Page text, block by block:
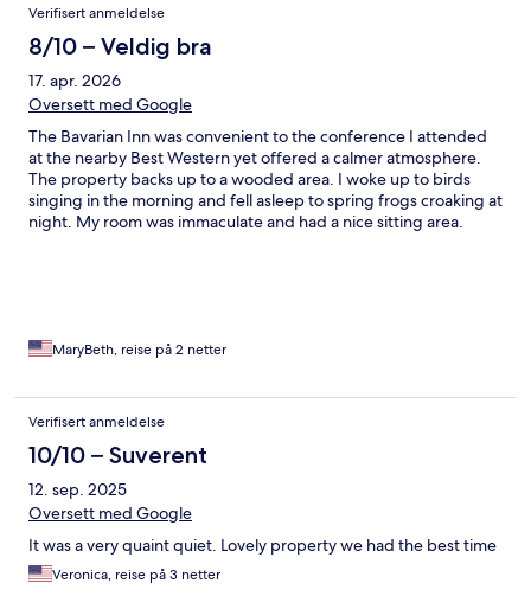
Verifisert anmeldelse
8/10 – Veldig bra
17. apr. 2026
Oversett med Google
The Bavarian Inn was convenient to the conference I attended
at the nearby Best Western yet offered a calmer atmosphere.
The property backs up to a wooded area. I woke up to birds
singing in the morning and fell asleep to spring frogs croaking at
night. My room was immaculate and had a nice sitting area.
MaryBeth, reise på 2 netter
Verifisert anmeldelse
10/10 – Suverent
12. sep. 2025
Oversett med Google
It was a very quaint quiet. Lovely property we had the best time
Veronica, reise på 3 netter